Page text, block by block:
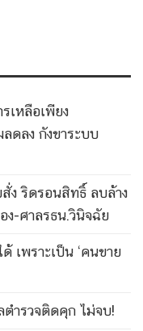
เหลือเพียง
ดลง กังขาระบบ
ง ริดรอนสิทธิ์ ลบล้าง
ง-ศาลรธน.วินิจฉัย
เพราะเป็น ‘คนขาย
ตำรวจติดคุก ไม่จบ!